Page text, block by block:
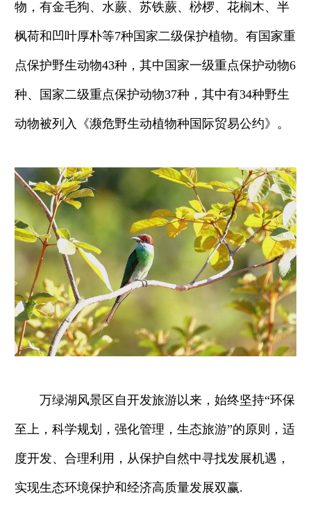
物，有金毛狗、水蕨、苏铁蕨、桫椤、花榈木、半
枫荷和凹叶厚朴等7种国家二级保护植物。有国家重
点保护野生动物43种，其中国家一级重点保护动物6
种、国家二级重点保护动物37种，其中有34种野生
动物被列入《濒危野生动植物种国际贸易公约》。
万绿湖风景区自开发旅游以来，始终坚持“环保
至上，科学规划，强化管理，生态旅游”的原则，适
度开发、合理利用，从保护自然中寻找发展机遇，
实现生态环境保护和经济高质量发展双赢.